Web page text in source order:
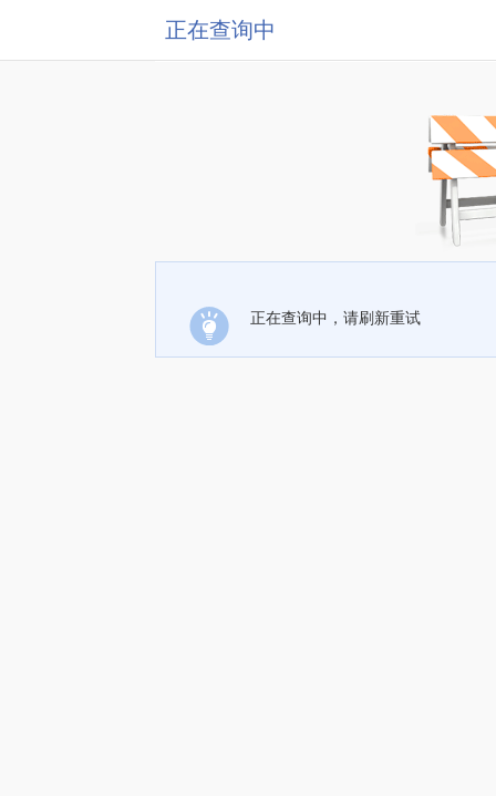
正在查询中
正在查询中，请刷新重试